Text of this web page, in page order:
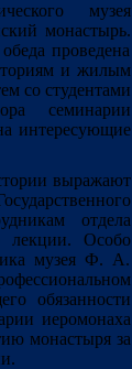
музея
монастырь.
проведена
и жилым
со студентами
семинарии
интересующие
выражают
отдела
лекции. Особо
музея Ф. А.
обязанности
иеромонаха
монастыря за